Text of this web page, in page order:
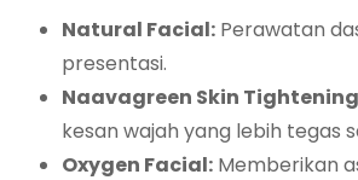
Natural Facial: Perawatan
presentasi.
Naavagreen Skin
kesan wajah yang lebih tegas
Oxygen Facial: Memberikan